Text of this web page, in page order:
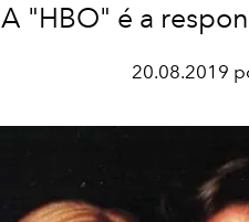
A "HBO" é a
20.08.2019